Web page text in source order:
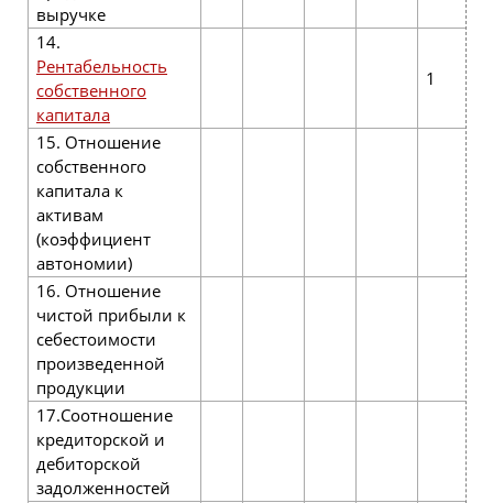
выручке
14.
Рентабельность
собственного
капитала
1
15. Отношение
собственного
капитала к
активам
(коэффици­ент
автономии)
16. Отношение
чистой прибыли к
себестоимости
произведен­ной
продукции
17.Соотношение
кредиторской и
дебиторской
задолженностей